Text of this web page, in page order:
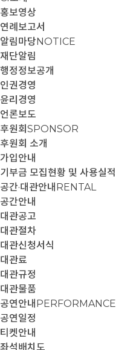
홍보영상
연례보고서
알림마당NOTICE
재단알림
행정정보공개
인권경영
윤리경영
언론보도
후원회 SPONSOR
후원회 소개
가입안내
기부금 모집현황 및 사용실적
공간·대관안내 RENTAL
공간안내
대관공고
대관절차
대관신청서식
대관료
대관규정
대관물품
공연안내 PERFORMANCE
공연일정
티켓안내
좌석배치도